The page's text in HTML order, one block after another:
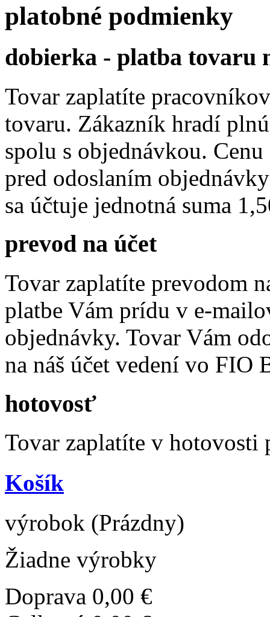
platobné podmienky
dobierka - platba tovaru
Tovar zaplatíte
tovaru. Zákazník hradí
spolu s objednávkou.
pred odoslaním
sa účtuje jednotná suma
prevod na účet
Tovar zaplatíte prevodom
platbe Vám prídu v e-
objednávky. Tovar Vám
na náš účet vedení vo FIO
hotovosť
Tovar zaplatíte v hotovosti
Košík
výrobok (Prázdny)
Žiadne výrobky
Doprava 0,00 €